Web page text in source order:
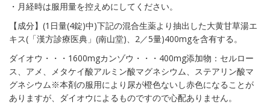
・月経時は服用量を控えめにしてください。
【成分】(1日量(4錠)中)下記の混合生薬より抽出した大黄甘草湯エ
キス(「漢方診療医典」(南山堂)、2／5量)400mgを含有する。
ダイオウ・・・1600mgカンゾウ・・・400mg添加物：セルロー
ス、アメ、メタケイ酸アルミン酸マグネシウム、ステアリン酸マ
グネシウム※本剤の服用により尿が橙色ないし赤色になることが
ありますが、ダイオウによるものですので心配ありません。